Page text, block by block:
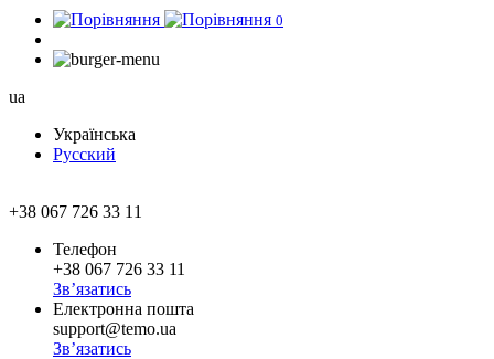
0
ua
Українська
Русский
+38 067 726 33 11
Телефон
+38 067 726 33 11
Зв’язатись
Електронна пошта
support@temo.ua
Зв’язатись